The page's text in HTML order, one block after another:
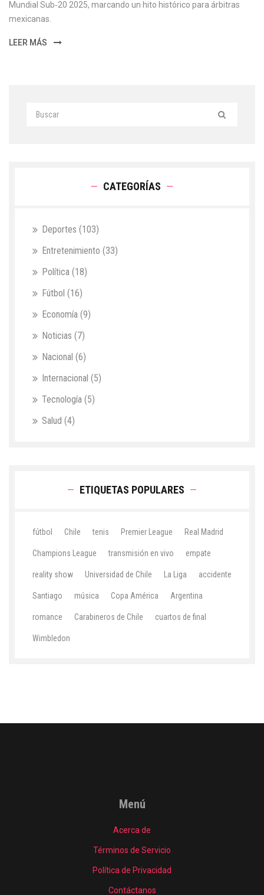
Mundial Sub‑20 2025, marcando un hito histórico para árbitras
mexicanas.
LEER MÁS
CATEGORÍAS
Deportes (103)
Entretenimiento (33)
Política (18)
Fútbol (16)
Economía (9)
Noticias (7)
Nacional (6)
Internacional (5)
Tecnología (5)
Salud (4)
ETIQUETAS POPULARES
fútbol Chile tenis Premier League Real Madrid
Champions League transmisión en vivo empate
reality show Universidad de Chile La Liga accidente
Santiago música Copa América Argentina
romance Carabineros de Chile cuartos de final
Wimbledon
Menú
Acerca de
Términos de Servicio
Política de Privacidad
Contáctanos